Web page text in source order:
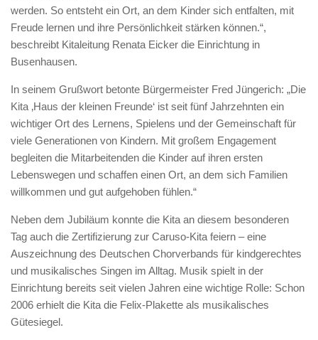
werden. So entsteht ein Ort, an dem Kinder sich entfalten, mit
Freude lernen und ihre Persönlichkeit stärken können.“,
beschreibt Kitaleitung Renata Eicker die Einrichtung in
Busenhausen.
In seinem Grußwort betonte Bürgermeister Fred Jüngerich: „Die
Kita ‚Haus der kleinen Freunde‘ ist seit fünf Jahrzehnten ein
wichtiger Ort des Lernens, Spielens und der Gemeinschaft für
viele Generationen von Kindern. Mit großem Engagement
begleiten die Mitarbeitenden die Kinder auf ihren ersten
Lebenswegen und schaffen einen Ort, an dem sich Familien
willkommen und gut aufgehoben fühlen.“
Neben dem Jubiläum konnte die Kita an diesem besonderen
Tag auch die Zertifizierung zur Caruso-Kita feiern – eine
Auszeichnung des Deutschen Chorverbands für kindgerechtes
und musikalisches Singen im Alltag. Musik spielt in der
Einrichtung bereits seit vielen Jahren eine wichtige Rolle: Schon
2006 erhielt die Kita die Felix-Plakette als musikalisches
Gütesiegel.